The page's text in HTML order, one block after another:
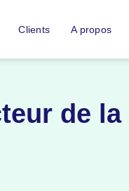
Clients A propos
de la